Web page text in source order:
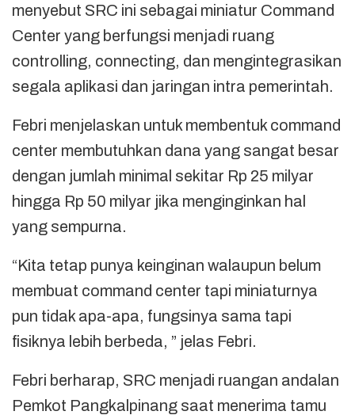
menyebut SRC ini sebagai miniatur Command
Center yang berfungsi menjadi ruang
controlling, connecting, dan mengintegrasikan
segala aplikasi dan jaringan intra pemerintah.
Febri menjelaskan untuk membentuk command
center membutuhkan dana yang sangat besar
dengan jumlah minimal sekitar Rp 25 milyar
hingga Rp 50 milyar jika menginginkan hal
yang sempurna.
“Kita tetap punya keinginan walaupun belum
membuat command center tapi miniaturnya
pun tidak apa-apa, fungsinya sama tapi
fisiknya lebih berbeda, ” jelas Febri.
Febri berharap, SRC menjadi ruangan andalan
Pemkot Pangkalpinang saat menerima tamu